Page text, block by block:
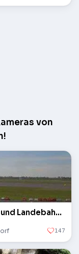
von
Start- und Landebahn des Flughafens
147